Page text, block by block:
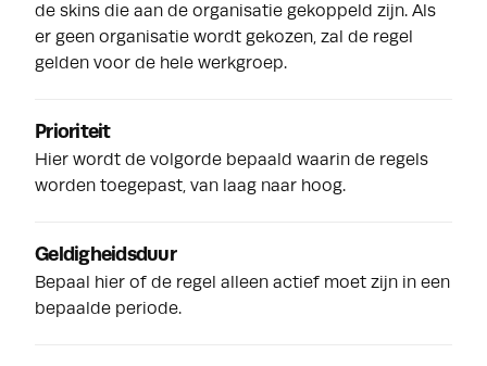
de skins die aan de organisatie gekoppeld zijn. Als
er geen organisatie wordt gekozen, zal de regel
gelden voor de hele werkgroep.
Prioriteit
Hier wordt de volgorde bepaald waarin de regels
worden toegepast, van laag naar hoog.
Geldigheidsduur
Bepaal hier of de regel alleen actief moet zijn in een
bepaalde periode.